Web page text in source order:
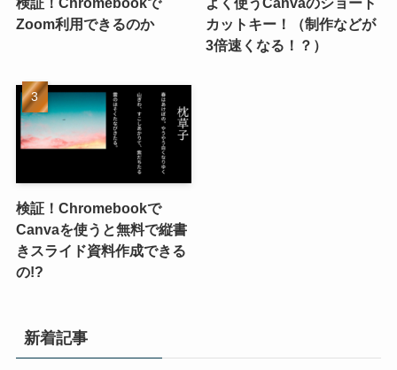
Zoom利用できるのか
カットキー！（制作などが
3倍速くなる！？）
検証！Chromebookで
Canvaを使うと無料で縦書
きスライド資料作成できる
の!?
新着記事